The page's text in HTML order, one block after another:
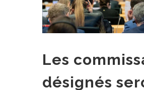
Les
désignés